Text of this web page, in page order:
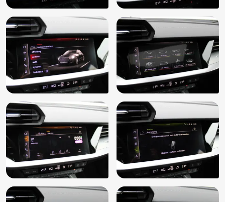
Parkeersensor achter
Parkeersensor voor
Passagiersstoel in hoogte verstelbaar
Pianolak afwerking interieur
Radio
Radiobediening op het stuur
Regensensor
Rijstrooksensor
Schakelflippers
Sportstoelen
Sportstuur
Spraakbediening
Standkachel